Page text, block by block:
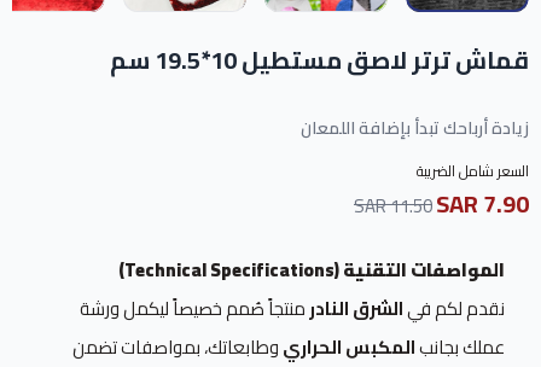
قماش ترتر لاصق مستطيل 10*19.5 سم
زيادة أرباحك تبدأ بإضافة اللمعان
السعر شامل الضريبة
7.90 SAR
11.50 SAR
المواصفات التقنية (Technical Specifications)
نقدم لكم فيالشرق النادرمنتجاً صُمم خصيصاً ليكمل ورشة
عملك بجانبالمكبس الحراريوطابعاتك، بمواصفات تضمن